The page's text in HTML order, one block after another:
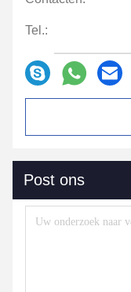
Tel.:
Post ons